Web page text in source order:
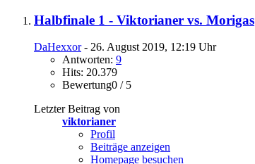
Halbfinale 1 - Viktorianer vs. Morigas
DaHexxor- 26. August 2019, 12:19 Uhr
Antworten: 9
Hits: 20.379
Bewertung0 / 5
Letzter Beitrag von
viktorianer
Profil
Beiträge anzeigen
Homepage besuchen